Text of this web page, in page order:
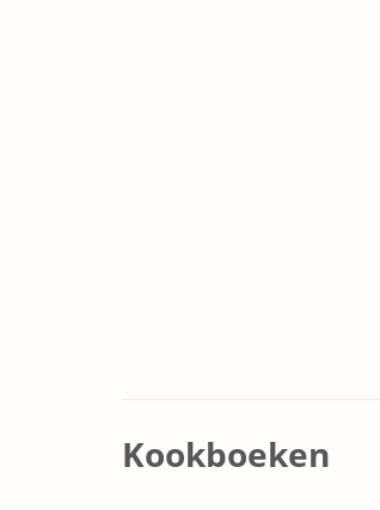
Kookboeken